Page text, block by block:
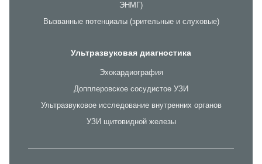
ЭНМГ)
Вызванные потенциалы (зрительные и слуховые)
Ультразвуковая диагностика
Эхокардиография
Допплеровское сосудистое УЗИ
Ультразвуковое исследование внутренних органов
УЗИ щитовидной железы